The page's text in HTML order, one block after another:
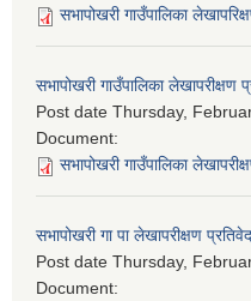
सभापोखरी गाउँपालिका
सभापोखरी गाउँपालिका
Post date Thursday,
Document:
सभापोखरी गाउँपालिका
सभापोखरी गा पा लेखापरीक्षण
Post date Thursday,
Document: